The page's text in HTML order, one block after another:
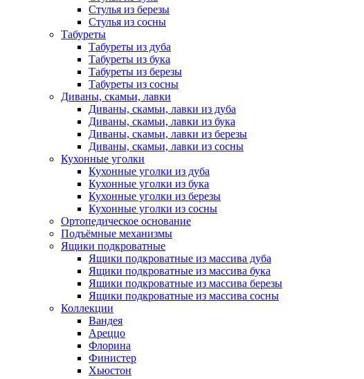
Стулья из березы
Стулья из сосны
Табуреты
Табуреты из дуба
Табуреты из бука
Табуреты из березы
Табуреты из сосны
Диваны, скамьи, лавки
Диваны, скамьи, лавки из дуба
Диваны, скамьи, лавки из бука
Диваны, скамьи, лавки из березы
Диваны, скамьи, лавки из сосны
Кухонные уголки
Кухонные уголки из дуба
Кухонные уголки из бука
Кухонные уголки из березы
Кухонные уголки из сосны
Ортопедическое основание
Подъёмные механизмы
Ящики подкроватные
Ящики подкроватные из массива дуба
Ящики подкроватные из массива бука
Ящики подкроватные из массива березы
Ящики подкроватные из массива сосны
Коллекции
Вандея
Ареццо
Флорина
Финистер
Хьюстон